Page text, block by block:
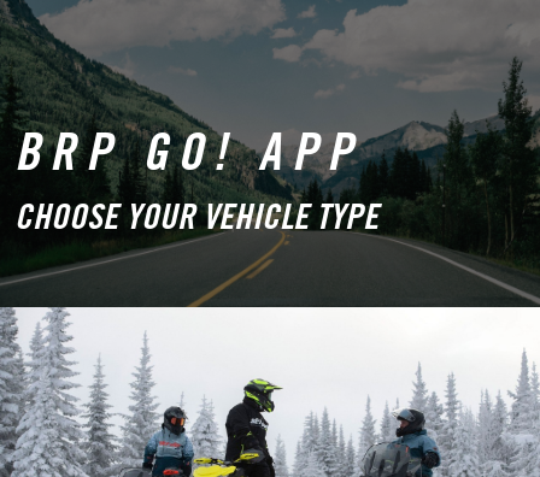
BRP GO! APP
CHOOSE YOUR VEHICLE TYPE